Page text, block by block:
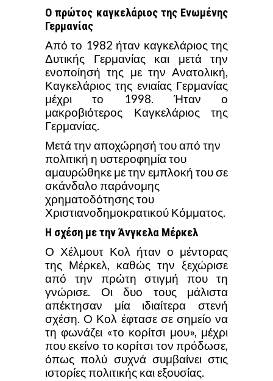
Ο πρώτος καγκελάριος της Ενωμένης
Γερμανίας
Από το 1982 ήταν καγκελάριος της
Δυτικής Γερμανίας και μετά την
ενοποίησή της με την Ανατολική,
Καγκελάριος της ενιαίας Γερμανίας
μέχρι το 1998. Ήταν ο
μακροβιότερος Καγκελάριος της
Γερμανίας.
Μετά την αποχώρησή του από την
πολιτική η υστεροφημία του
αμαυρώθηκε με την εμπλοκή του σε
σκάνδαλο παράνομης
χρηματοδότησης του
Χριστιανοδημοκρατικού Κόμματος.
Η σχέση με την Άνγκελα Μέρκελ
Ο Χέλμουτ Κολ ήταν ο μέντορας
της Μέρκελ, καθώς την ξεχώρισε
από την πρώτη στιγμή που τη
γνώρισε. Οι δυο τους μάλιστα
απέκτησαν μία ιδιαίτερα στενή
σχέση. Ο Κολ έφτασε σε σημείο να
τη φωνάζει «το κορίτσι μου», μέχρι
που εκείνο το κορίτσι τον πρόδωσε,
όπως πολύ συχνά συμβαίνει στις
ιστορίες πολιτικής και εξουσίας.